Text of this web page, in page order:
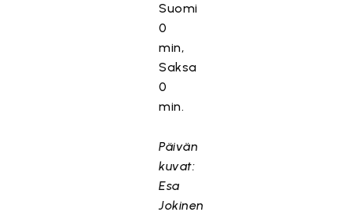
Suomi
0
min,
Saksa
0
min.
Päivän
kuvat:
Esa
Jokinen